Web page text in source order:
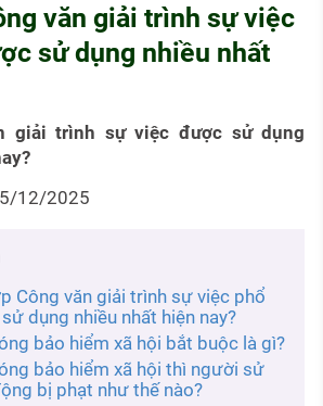
nghiệp
lương
NGHIỆP
văn giải trình sự việc
sử dụng nhiều nhất
giải trình sự việc được sử dụng
12/2025
Công văn giải trình sự việc phổ
dụng nhiều nhất hiện nay?
bảo hiểm xã hội bắt buộc là gì?
bảo hiểm xã hội thì người sử
bị phạt như thế nào?